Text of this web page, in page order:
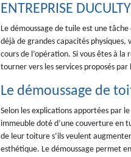
ENTREPRISE DUCULTY
Le démoussage de tuile est une
déjà de grandes capacités physiques,
cours de l’opération. Si vous êtes à la
tourner vers les services proposés par
Le démoussage de
Selon les explications apportées par
immeuble doté d’une couverture en
de leur toiture s’ils veulent
esthétique. Le démoussage permet